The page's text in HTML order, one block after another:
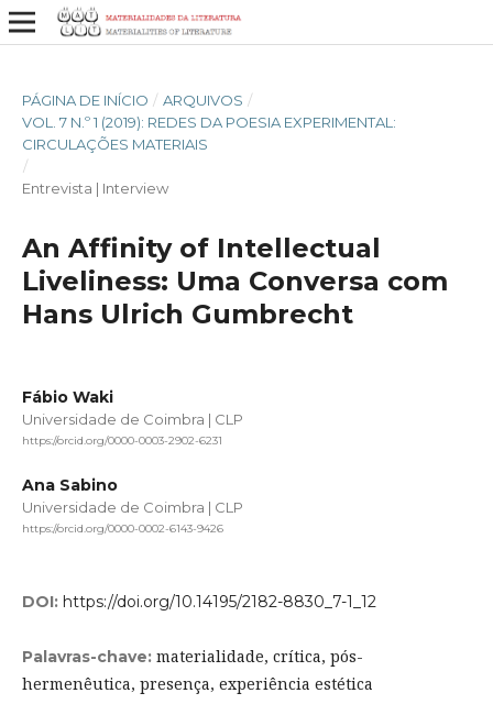
PÁGINA DE INÍCIO / ARQUIVOS /
VOL. 7 N.º 1 (2019): REDES DA POESIA EXPERIMENTAL:
CIRCULAÇÕES MATERIAIS
/
Entrevista | Interview
An Affinity of Intellectual
Liveliness: Uma Conversa com
Hans Ulrich Gumbrecht
Fábio Waki
Universidade de Coimbra | CLP
https://orcid.org/0000-0003-2902-6231
Ana Sabino
Universidade de Coimbra | CLP
https://orcid.org/0000-0002-6143-9426
DOI: https://doi.org/10.14195/2182-8830_7-1_12
Palavras-chave: materialidade, crítica, pós-
hermenêutica, presença, experiência estética